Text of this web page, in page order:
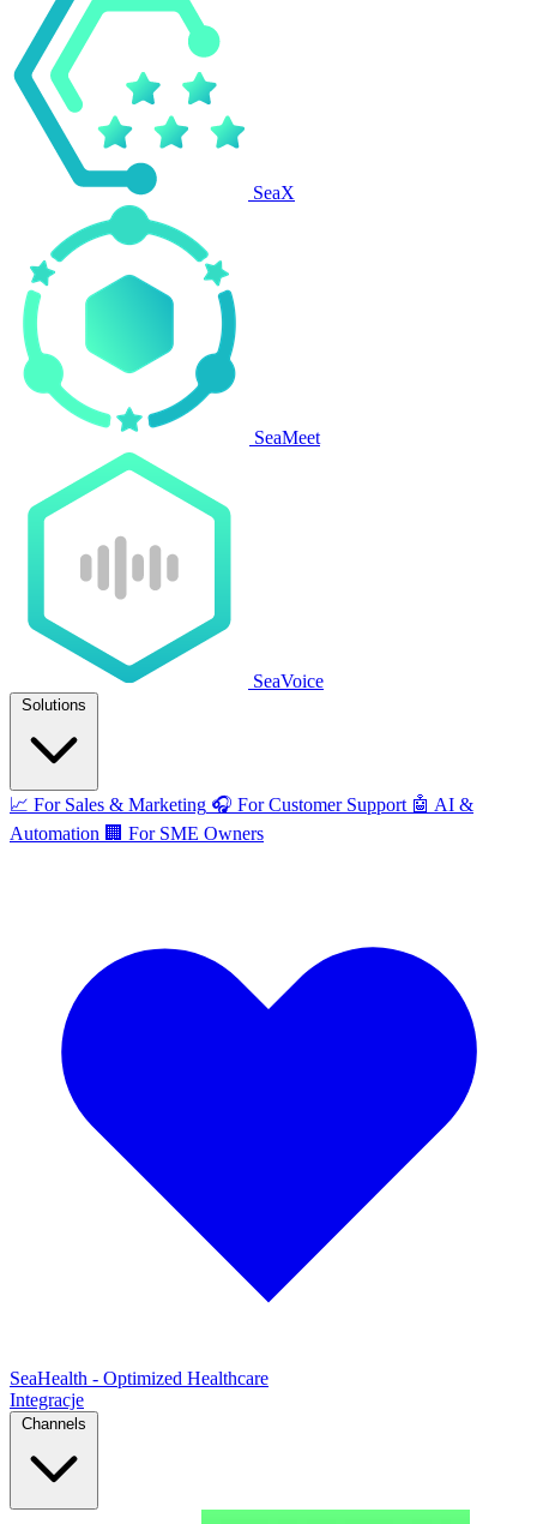
SeaX
SeaMeet
SeaVoice
Solutions
📈 For Sales & Marketing 🎧 For Customer Support 🤖 AI &
Automation 🏢 For SME Owners
SeaHealth - Optimized Healthcare
Integracje
Channels